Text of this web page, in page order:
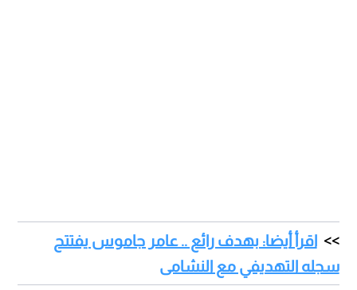
اقرأ أيضا: بهدف رائع .. عامر جاموس يفتتح
سجله التهديفي مع النشامى